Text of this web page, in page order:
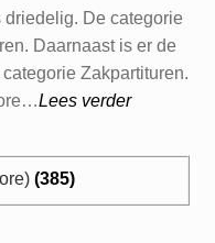
De categorie
Daarnaast is er de
Zakpartituren.
Lees verder
(385)